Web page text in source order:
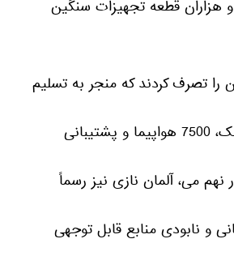
و هزاران قطعه تجهیزات سنگین
شوروی برلین را تصرف کردند که منجر به تسلیم
2⃣در این عملیات حدود 2 میلیون سرباز، 6300 تانک، 7500 هواپیما و پشتیبانی
نهم می، آلمان نازی نیز رسماً
دستگیری 480000 سرباز آلمانی و نابودی منابع قابل توجهی